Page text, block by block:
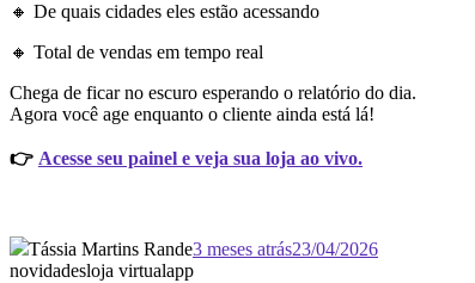
🔸 De quais cidades eles estão acessando
🔸 Total de vendas em tempo real
Chega de ficar no escuro esperando o relatório do dia.
Agora você age enquanto o cliente ainda está lá!
👉 Acesse seu painel e veja sua loja ao vivo.
Tássia Martins Rande3 meses atrás23/04/2026
novidadesloja virtualapp